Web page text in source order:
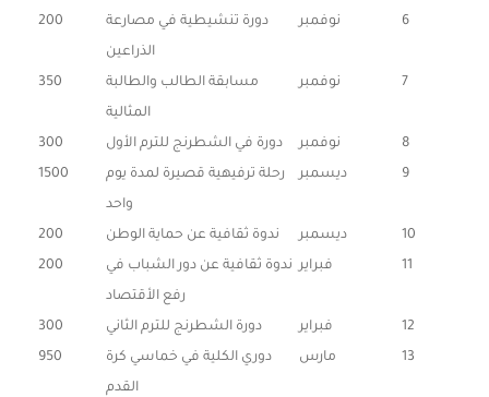
6
نوفمبر
دورة تنشيطية في مصارعة
الذراعين
200
7 نوفمبر
مسابقة الطالب والطالبة
المثالية
350
8 نوفمبر دورة في الشطرنج للترم الأول
300
9
ديسمبر
رحلة ترفيهية قصيرة لمدة يوم
واحد
1500
10 ديسمبر ندوة ثقافية عن حماية الوطن
200
11
فبراير
ندوة ثقافية عن دور الشباب في
رفع الأقتصاد
200
12 فبراير دورة الشطرنج للترم الثاني
300
13
مارس
دوري الكلية في خماسي كرة
القدم
950